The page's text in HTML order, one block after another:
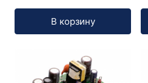
В корзину